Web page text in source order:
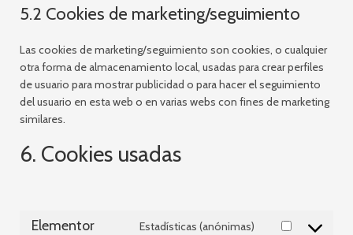
5.2 Cookies de marketing/seguimiento
Las cookies de marketing/seguimiento son cookies, o cualquier
otra forma de almacenamiento local, usadas para crear perfiles
de usuario para mostrar publicidad o para hacer el seguimiento
del usuario en esta web o en varias webs con fines de marketing
similares.
6. Cookies usadas
Elementor Estadísticas (anónimas)